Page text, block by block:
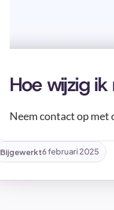
Hoe wijzig
Neem contact op met
Bijgewerkt6 februari 2025